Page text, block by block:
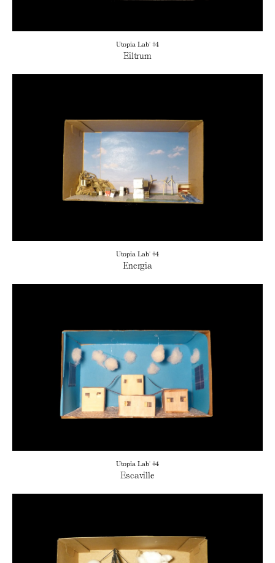
Utopia Lab' #4
Eiltrum
Utopia Lab' #4
Energia
Utopia Lab' #4
Escaville